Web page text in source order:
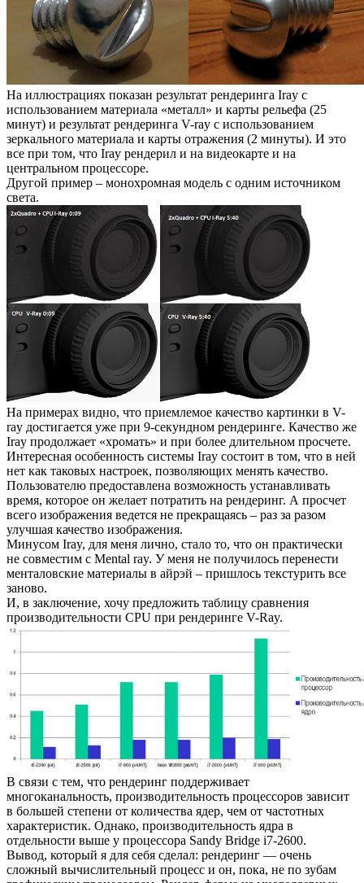
На иллюстрациях показан результат рендеринга Iray с
использованием материала «металл» и карты рельефа (25
минут) и результат рендеринга V-ray с использованием
зеркального материала и карты отражения (2 минуты). И это
все при том, что Iray рендерил и на видеокарте и на
центральном процессоре.
Другой пример – монохромная модель с одним источником
света.
На примерах видно, что приемлемое качество картинки в V-
ray достигается уже при 9-секундном рендеринге. Качество же
Iray продолжает «хромать» и при более длительном просчете.
Интересная особенность системы Iray состоит в том, что в ней
нет как таковых настроек, позволяющих менять качество.
Пользователю предоставлена возможность устанавливать
время, которое он желает потратить на рендеринг. А просчет
всего изображения ведется не прекращаясь – раз за разом
улучшая качество изображения.
Минусом Iray, для меня лично, стало то, что он практически
не совместим с Mental ray. У меня не получилось перенести
менталовские материалы в айрэй – пришлось текстурить все
заново.
И, в заключение, хочу предложить таблицу сравнения
производительности CPU при рендеринге V-Ray.
В связи с тем, что рендеринг поддерживает
многоканальность, производительность процессоров зависит
в большей степени от количества ядер, чем от частотных
характеристик. Однако, производительность ядра в
отдельности выше у процессора Sandy Bridge i7-2600.
Вывод, который я для себя сделал: рендеринг — очень
сложный вычислительный процесс и он, пока, не по зубам